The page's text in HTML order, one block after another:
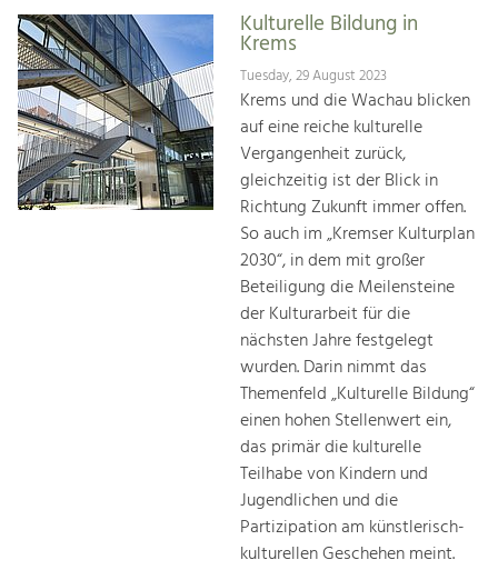
Kulturelle Bildung in
Krems
Tuesday, 29 August 2023
Krems und die Wachau blicken
auf eine reiche kulturelle
Vergangenheit zurück,
gleichzeitig ist der Blick in
Richtung Zukunft immer offen.
So auch im „Kremser Kulturplan
2030“, in dem mit großer
Beteiligung die Meilensteine
der Kulturarbeit für die
nächsten Jahre festgelegt
wurden. Darin nimmt das
Themenfeld „Kulturelle Bildung“
einen hohen Stellenwert ein,
das primär die kulturelle
Teilhabe von Kindern und
Jugendlichen und die
Partizipation am künstlerisch-
kulturellen Geschehen meint.